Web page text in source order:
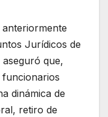
Jurídicos de
que,
funcionarios
dinámica de
retiro de